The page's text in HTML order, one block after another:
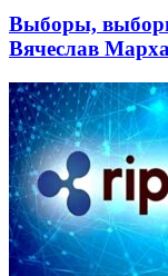
Выборы,
Вячеслав